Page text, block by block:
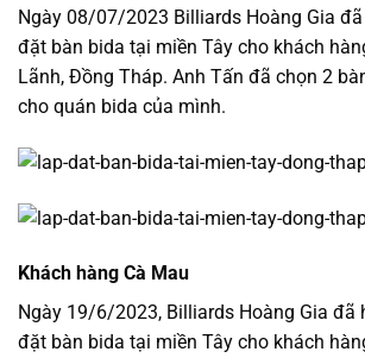
Ngày 08/07/2023 Billiards Hoàng Gia
đặt bàn bida tại miền Tây cho khách
Lãnh, Đồng Tháp. Anh Tấn đã chọn 2
cho quán bida của mình.
Khách hàng Cà Mau
Ngày 19/6/2023, Billiards Hoàng Gia đã
đặt bàn bida tại miền Tây cho khách